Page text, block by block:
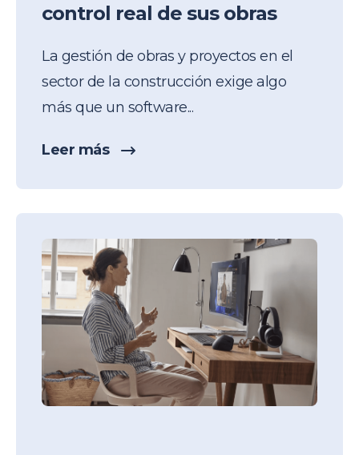
control real de sus obras
La gestión de obras y proyectos en el
sector de la construcción exige algo
más que un software...
Leer más